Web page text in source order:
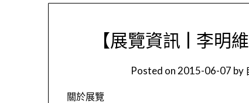
【展覽資訊 | 李明
Posted on2015-06-07 by
關於展覽